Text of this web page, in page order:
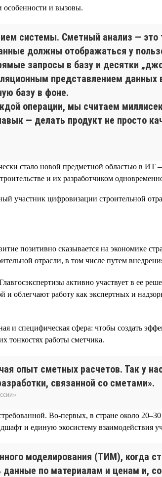
особенности и вызовы.
системы. Сметный анализ — это
должны отображаться у
запросы в базу и десятки
представлением данных
базу в фоне.
операции, мы считаем
— делать продукт не просто
стало новой предметной областью в
и их разработчиком
позитивно сказывается на экономике
отрасли, в том числе путем
активно участвует в ее
облегчают работу как экспертных и
и специфическая сфера: чтобы создать
тонкостях работы сметчика.
опыт сметных расчетов. Так у
связанной со сметами».
Во-первых, в стране около
и единую экосистему взаимодействия
моделирования (ТИМ), когда
по материалам и ценам и,